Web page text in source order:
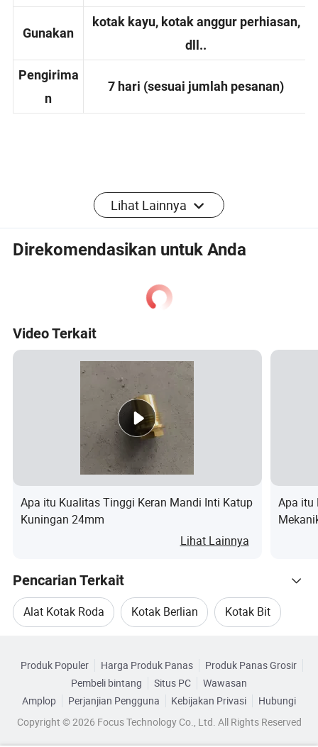
packing
kotak kayu, kotak anggur perhiasan,
dll..
Pengirima
n
Profil Perusahaan
produksi aksesoris perangkat keras dan
pemrosesan CNC, basdari keuntungan
aggerasi industri. Perkembangan yang cepat
telah menggerakkan kami ke arah
kepemimpinan industri selama 3-5 tahun
yang luar biasa. Kami bangga menawarkan
solusi hemat biaya dengan jadwal produksi
yang cepat dan perpaduan industri dan
perdagangan yang lancar. Disesuaikan
dengan kebutuhan pelanggan, produk kami
siap untuk pengiriman cepat dan pengiriman
segera. Baik Anda menyediakan gambar
pemrosesan, sampel, atau hanya gambar dan
dimensi produk, kami berkomitmen untuk
tanding agar memenuhi standar yang jelas.
Perusahaan kami memiliki beragam gaya
Lihat Lainnya
Direkomendasikan untuk Anda
Video Terkait
Apa itu Kualitas Tinggi Keran Mandi Inti Katup
Kuningan 24mm
Lihat Lainnya
Apa itu
Pencarian Terkait
Alat Kotak Roda Kotak Berlian Kotak Bit
Telusuri menurut Kategori
Produk Populer Harga Produk Panas
Produk Panas Grosir
Pembeli bintang
Situs PC
Wawasan
Amplop
Perjanjian Pengguna Kebijakan Privasi
Hubungi
Copyright © 2026 Focus Technology Co., Ltd. All Rights Reserved